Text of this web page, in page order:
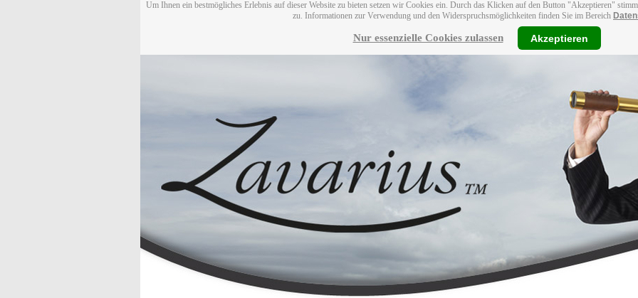
Um Ihnen ein bestmögliches Erlebnis auf dieser Website zu bieten setzen wir Cookies ein. Durch das Klicken auf den Button "Akzeptieren"
zu. Informationen zur Verwendung und den Widerspruchsmöglichkeiten finden Sie im Bereich
Nur essenzielle Cookies zulassen Akzeptieren